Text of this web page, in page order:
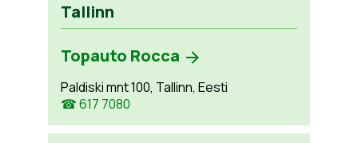
Tallinn
Topauto Rocca
Paldiski mnt 100, Tallinn, Eesti
☎ 617 7080